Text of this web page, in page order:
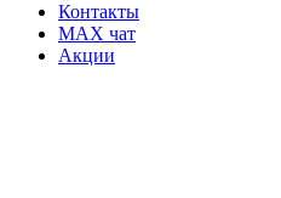
Контакты
MAX чат
Акции